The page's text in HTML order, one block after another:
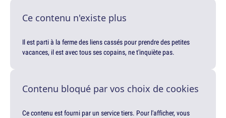
Ce contenu n'existe plus
Il est parti à la ferme des liens cassés pour prendre des petites
vacances, il est avec tous ses copains, ne t'inquiète pas.
Contenu bloqué par vos choix de cookies
Ce contenu est fourni par un service tiers. Pour l'afficher, vous